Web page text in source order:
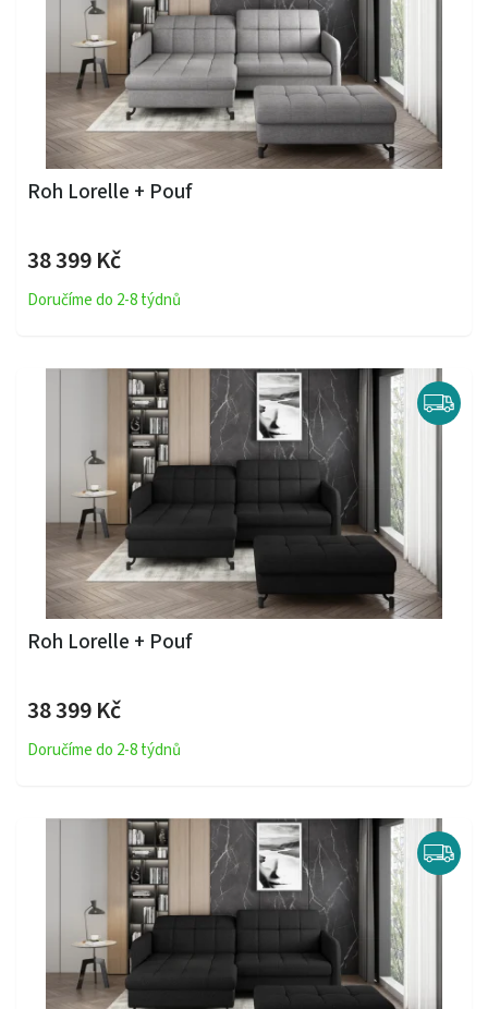
Roh Lorelle + Pouf
38 399 Kč
Doručíme do 2-8 týdnů
Roh Lorelle + Pouf
38 399 Kč
Doručíme do 2-8 týdnů